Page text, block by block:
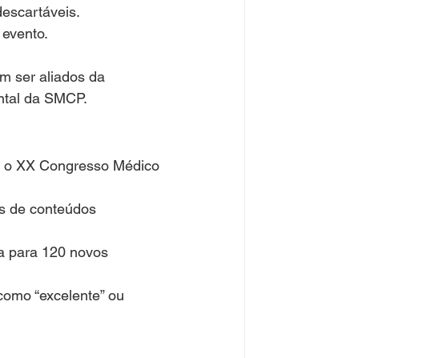
ser aliados da
da SMCP.
XX Congresso Médico
de conteúdos
para 120 novos
“excelente” ou